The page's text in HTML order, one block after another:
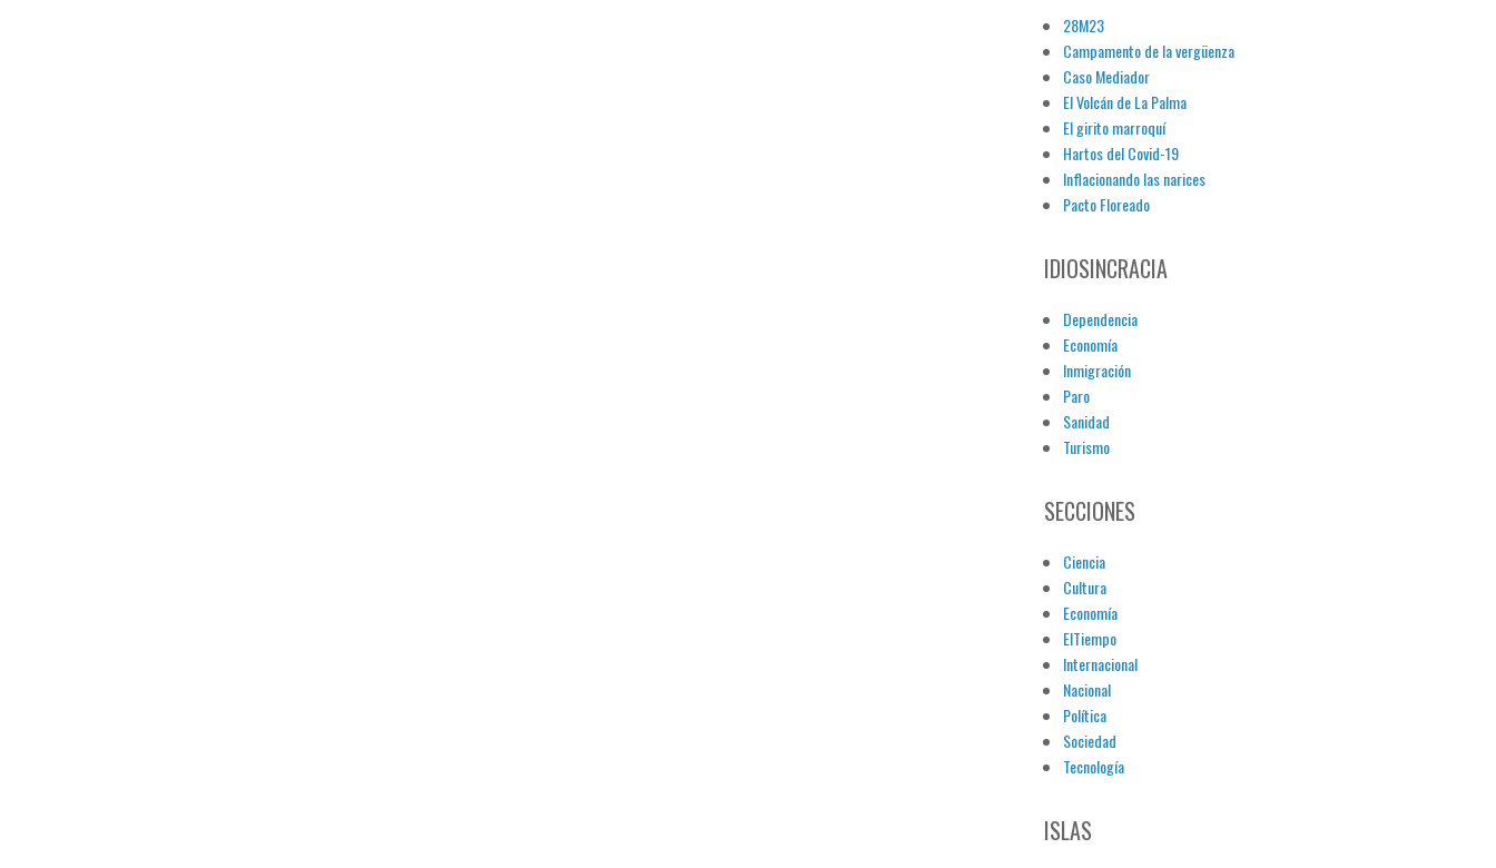
28M23
Campamento de la vergüenza
Caso Mediador
El Volcán de La Palma
El girito marroquí
Hartos del Covid-19
Inflacionando las narices
Pacto Floreado
IDIOSINCRACIA
Dependencia
Economía
Inmigración
Paro
Sanidad
Turismo
SECCIONES
Ciencia
Cultura
Economía
ElTiempo
Internacional
Nacional
Política
Sociedad
Tecnología
ISLAS